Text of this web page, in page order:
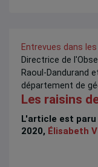
Entrevues dans
Directrice de
Raoul-Dandurand
département de
Les raisins
L'article est paru
2020, Élisabeth